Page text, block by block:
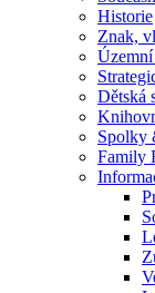
Historie
Znak,
Dětská
Spolky
Family